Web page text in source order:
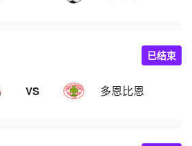
VS 多恩比恩
已结束